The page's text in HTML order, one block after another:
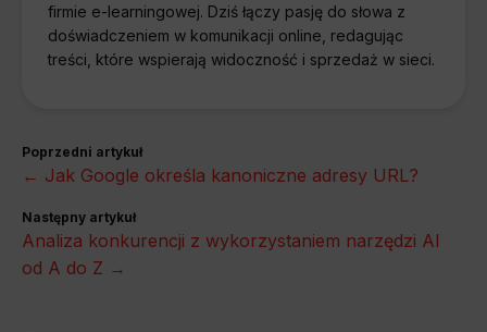
firmie e-learningowej. Dziś łączy pasję do słowa z
doświadczeniem w komunikacji online, redagując
treści, które wspierają widoczność i sprzedaż w sieci.
Poprzedni artykuł
← Jak Google określa kanoniczne adresy URL?
Następny artykuł
Analiza konkurencji z wykorzystaniem narzędzi AI
od A do Z →